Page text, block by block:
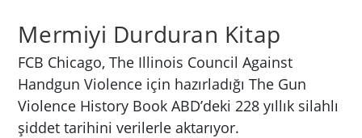
Mermiyi Durduran Kitap
FCB Chicago, The Illinois Council Against
Handgun Violence için hazırladığı The Gun
Violence History Book ABD’deki 228 yıllık silahlı
şiddet tarihini verilerle aktarıyor.